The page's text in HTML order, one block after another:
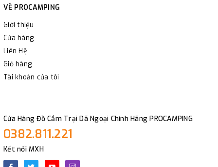
VỀ PROCAMPING
Giới thiệu
Cửa hàng
Liên Hệ
Giỏ hàng
Tài khoản của tôi
Cửa Hàng Đồ Cắm Trại Dã Ngoại Chính Hãng PROCAMPING
0382.811.221
Kết nối MXH